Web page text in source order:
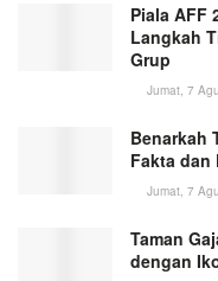
Piala AFF
Langkah
Grup
Jumat, 7
Benarkah
Fakta dan
Jumat, 7
Taman
dengan